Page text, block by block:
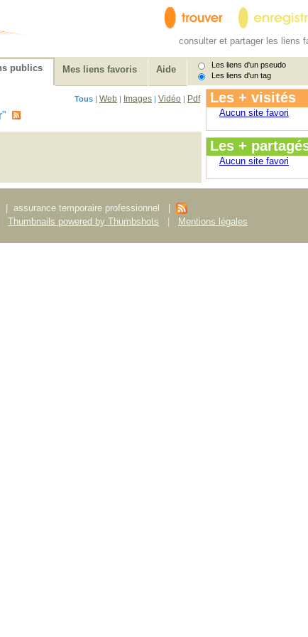
consulter et partager les liens
publics Mes liens favoris Aide
Les liens d'un pseudo
Les liens d'un tag
Tous | Web | Images | Vidéo | Pdf Les + visités
Aucun site favori
Les +
Aucun site favori
assurance temporaire professionnel
Thumbnails powered by Thumbshots Mentions légales